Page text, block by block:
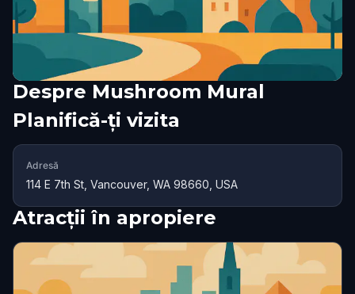
Despre Mushroom Mural
Planifică-ți vizita
Adresă
114 E 7th St, Vancouver, WA 98660, USA
Atracții în apropiere